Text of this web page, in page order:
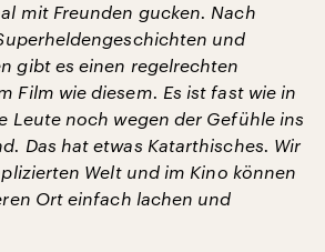
mit Freunden gucken. Nach
und
gibt es einen regelrechten
Film wie diesem. Es ist fast wie in
Leute noch wegen der Gefühle ins
Das hat etwas Katarthisches. Wir
Welt und im Kino können
Ort einfach lachen und